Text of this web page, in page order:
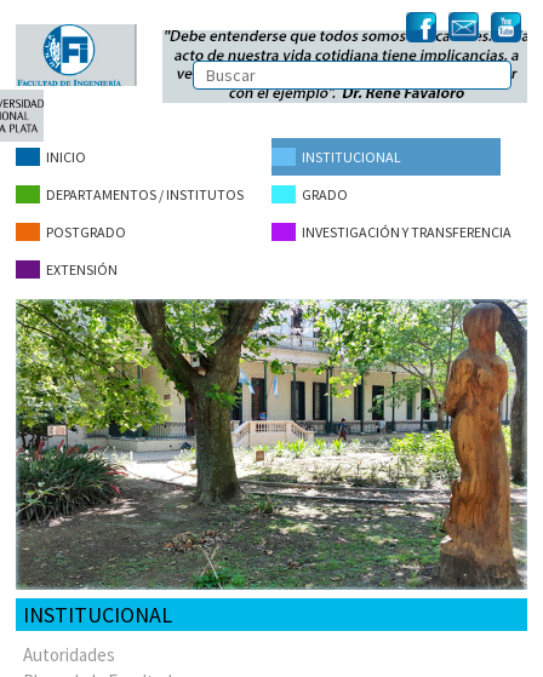
INICIO INSTITUCIONAL
DEPARTAMENTOS / INSTITUTOS GRADO
POSTGRADO INVESTIGACIÓN Y TRANSFERENCIA
EXTENSIÓN
INSTITUCIONAL
Autoridades